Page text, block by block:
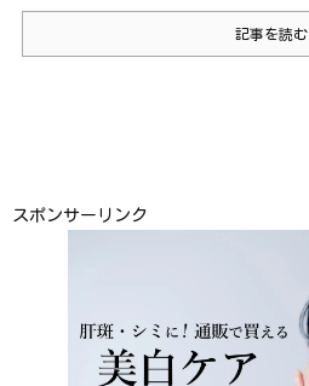
記事を読む
スポンサーリンク